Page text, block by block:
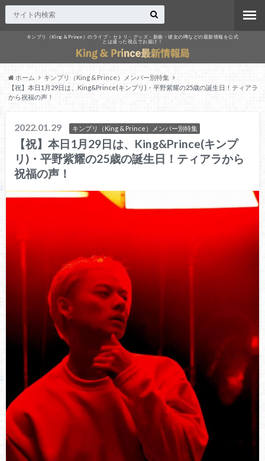
キンプリ（King & Prince）のライブ・セトリ・グッズ・新曲・彼女の噂などの最新情報を公式
とは違った視点でお届け！
ホーム
キンプリ（King & Prince）メンバー別特集
【祝】本日1月29日は、King&Prince(キンプリ)・平野紫耀の25歳の誕生日！ティアラ
から祝福の声！
2022.01.29 キンプリ（King & Prince）メンバー別特集
【祝】本日1月29日は、King&Prince(キンプ
リ)・平野紫耀の25歳の誕生日！ティアラから
祝福の声！